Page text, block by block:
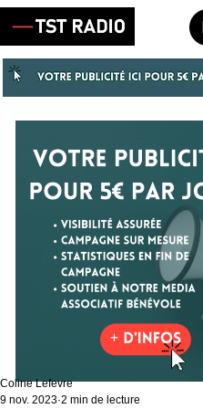
Coline Lefevre
9 nov. 2023 2 min de lecture